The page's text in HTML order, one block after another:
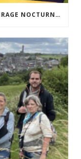
ACCEPTABILITÉ SOCIALE DE L’ÉCLAIRAGE NOCTURNE : LE REPLAY EST DISPONIBLE